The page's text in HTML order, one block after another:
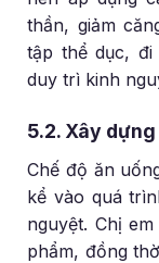
thần, giảm
tập thể dục,
duy trì kinh
5.2. Xây
Chế độ ăn
kể vào quá
nguyệt. Chị
phẩm, đồng